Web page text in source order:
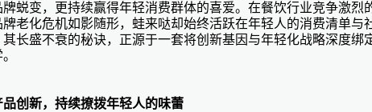
牌蜕变，更持续赢得年轻消费群体的喜爱。在餐饮行业竞争激烈
牌老化危机如影随形，蛙来哒却始终活跃在年轻人的消费清单与
其长盛不衰的秘诀，正源于一套将创新基因与年轻化战略深度绑
品创新，持续撩拨年轻人的味蕾